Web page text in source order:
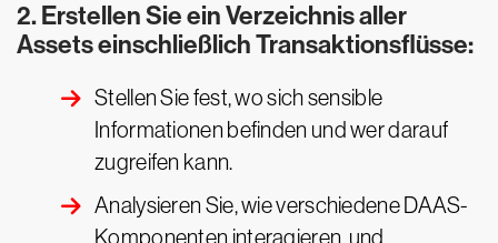
2. Erstellen Sie ein Verzeichnis aller
Assets einschließlich Transaktionsflüsse:
Stellen Sie fest, wo sich sensible
Informationen befinden und wer darauf
zugreifen kann.
Analysieren Sie, wie verschiedene DAAS-
Komponenten interagieren, und